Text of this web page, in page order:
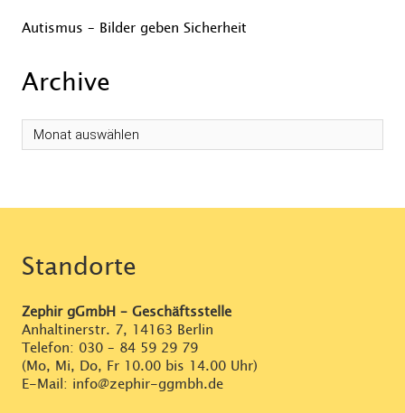
Autismus – Bilder geben Sicherheit
Archive
Archive
Standorte
Zephir gGmbH – Geschäftsstelle
Anhaltinerstr. 7, 14163 Berlin
Telefon: 030 – 84 59 29 79
(Mo, Mi, Do, Fr 10.00 bis 14.00 Uhr)
E-Mail: info@zephir-ggmbh.de